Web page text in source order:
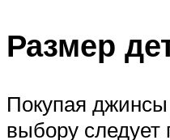
Размер
Покупая джинсы
выбору следует